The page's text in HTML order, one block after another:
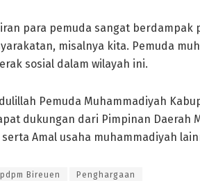
para pemuda sangat
misalnya kita. Pemuda
sosial dalam wilayah ini.
Pemuda Muhammadiyah
dukungan dari Pimpinan Daerah
Amal usaha muhammadiyah
pdpm Bireuen Penghargaan